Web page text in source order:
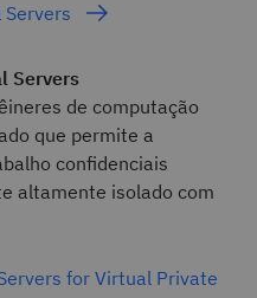
Servers
de computação
que permite a
confidenciais
altamente isolado com
for Virtual Private